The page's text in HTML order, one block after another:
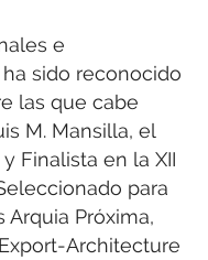
e
sido reconocido
las que cabe
M. Mansilla, el
Finalista en la XII
para
Próxima,
Architecture